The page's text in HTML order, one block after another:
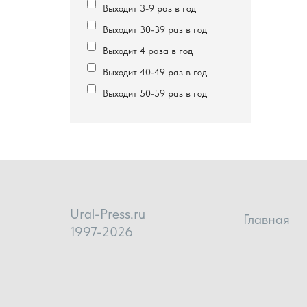
Выходит 3-9 раз в год
Выходит 30-39 раз в год
Выходит 4 раза в год
Выходит 40-49 раз в год
Выходит 50-59 раз в год
Ural-Press.ru
1997-2026
Главная